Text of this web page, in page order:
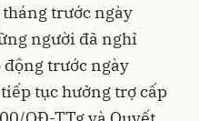
trước ngày
người đã nghỉ
động trước ngày
tục hưởng trợ cấp